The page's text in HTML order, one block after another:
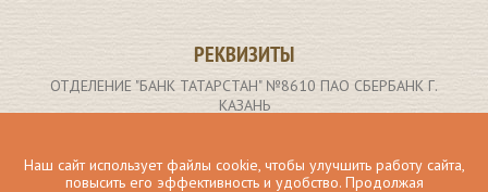
РЕКВИЗИТЫ
ОТДЕЛЕНИЕ "БАНК ТАТАРСТАН" №8610 ПАО СБЕРБАНК Г.
КАЗАНЬ
ИНН получателя: 1659173261
Наш сайт использует файлы cookie, чтобы улучшить работу сайта,
повысить его эффективность и удобство. Продолжая